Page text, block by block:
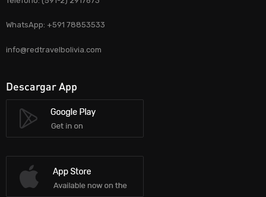
WhatsApp: +591 78853533
info@redtravelbolivia.com
Descargar App